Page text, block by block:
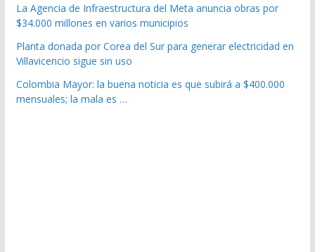
La Agencia de Infraestructura del Meta anuncia obras por
$34.000 millones en varios municipios
Planta donada por Corea del Sur para generar electricidad en
Villavicencio sigue sin uso
Colombia Mayor: la buena noticia es que subirá a $400.000
mensuales; la mala es …